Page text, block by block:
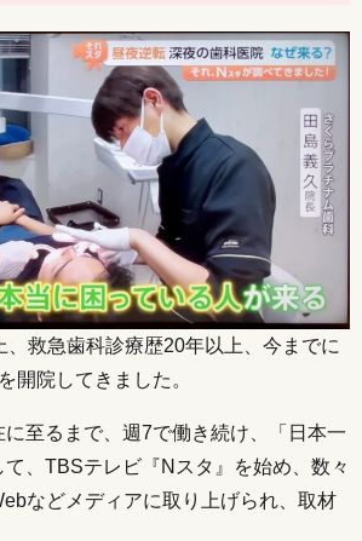
、救急歯科診療歴20年以上、今までに
開院してきました。
至るまで、週7で働き続け、「日本一
、TBSテレビ『Nスタ』を始め、数々
などメディアに取り上げられ、取材